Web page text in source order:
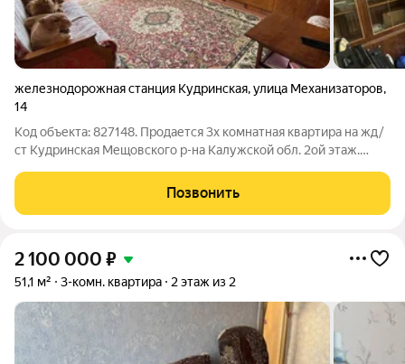
железнодорожная станция Кудринская,улица Механизаторов,
14
Код объекта: 827148. Продается 3х комнатная квартира на жд/
ст Кудринская Мещовского р-на Калужской обл. 2ой этаж.
Высота стен 2,5м. Очень удобная планировка: все комнаты
изолированы,
Позвонить
2 100 000 ₽
51,1 м² 3-комн. квартира 2 этаж из 2